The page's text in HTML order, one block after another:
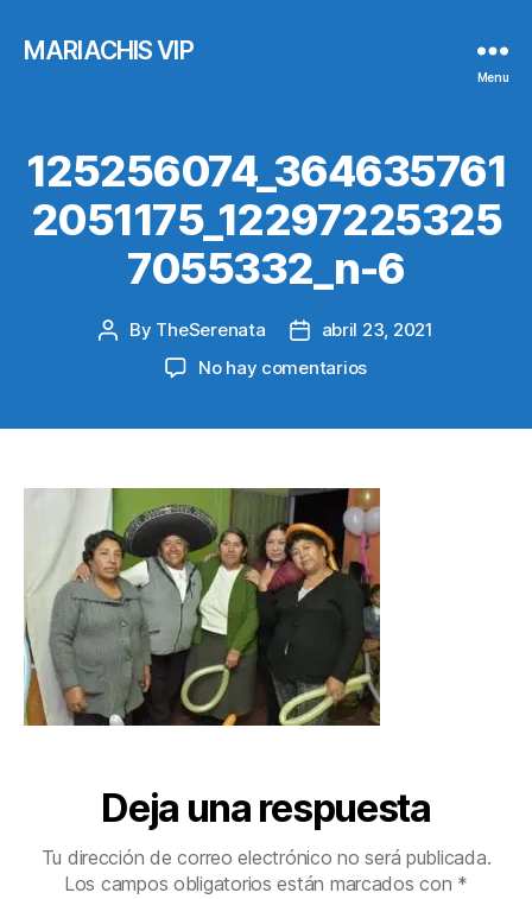
MARIACHIS VIP
Menu
125256074_364635761
2051175_12297225325
7055332_n-6
Post
By TheSerenata
Post
date
abril 23, 2021
No hay comentariosen
Deja una respuesta
Tu dirección de correo electrónico no será publicada.
Los campos obligatorios están marcados con *